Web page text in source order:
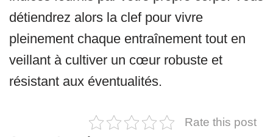
détiendrez alors la clef pour vivre
pleinement chaque entraînement tout en
veillant à cultiver un cœur robuste et
résistant aux éventualités.
Rate this post